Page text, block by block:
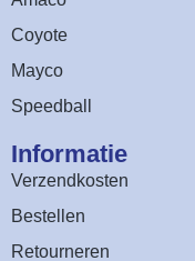
Coyote
Mayco
Speedball
Informatie
Verzendkosten
Bestellen
Retourneren